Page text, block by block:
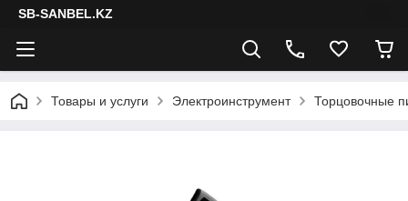
SB-SANBEL.KZ
Товары и услуги Электроинструмент Торцовочные